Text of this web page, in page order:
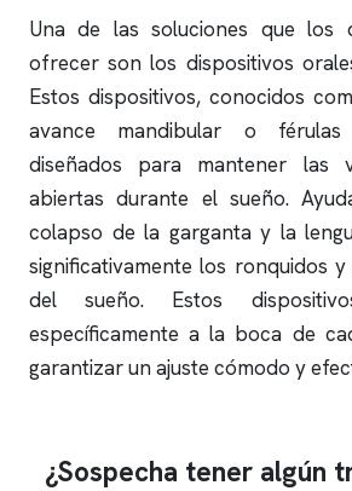
Una de las soluciones que los
ofrecer son los dispositivos
Estos dispositivos, conocidos
avance mandibular o
diseñados para mantener las
abiertas durante el sueño.
colapso de la garganta y la
significativamente los ronquidos y
del sueño. Estos
específicamente a la boca de
garantizar un ajuste cómodo y
¿Sospecha tener algún